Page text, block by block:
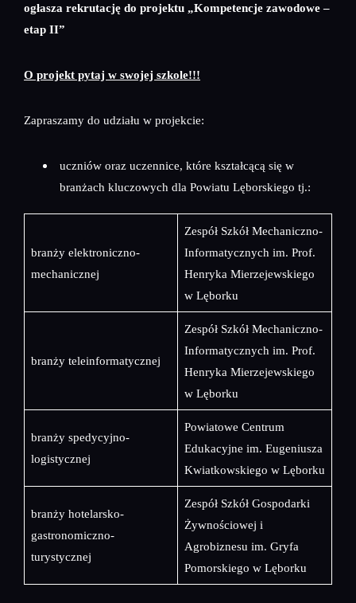
ogłasza rekrutację do projektu „Kompetencje zawodowe –
etap II”
O projekt pytaj w swojej szkole!!!
Zapraszamy do udziału w projekcie:
uczniów oraz uczennice, które kształcącą się w
branżach kluczowych dla Powiatu Lęborskiego tj.:
branży elektroniczno-
mechanicznej
Zespół Szkół Mechaniczno-
Informatycznych im. Prof.
Henryka Mierzejewskiego
w Lęborku
branży teleinformatycznej
Zespół Szkół Mechaniczno-
Informatycznych im. Prof.
Henryka Mierzejewskiego
w Lęborku
branży spedycyjno-
logistycznej
Powiatowe Centrum
Edukacyjne im. Eugeniusza
Kwiatkowskiego w Lęborku
branży hotelarsko-
gastronomiczno-
turystycznej
Zespół Szkół Gospodarki
Żywnościowej i
Agrobiznesu im. Gryfa
Pomorskiego w Lęborku